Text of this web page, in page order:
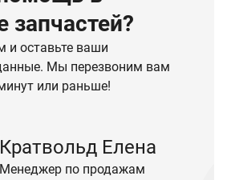
запчастей?
и оставьте ваши
Мы перезвоним вам
или раньше!
Кратвольд Елена
Менеджер по продажам